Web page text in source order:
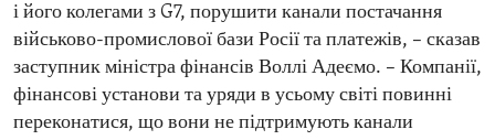
і його колегами з G7, порушити канали постачання
військово-промислової бази Росії та платежів, – сказав
заступник міністра фінансів Воллі Адеємо. – Компанії,
фінансові установи та уряди в усьому світі повинні
переконатися, що вони не підтримують канали